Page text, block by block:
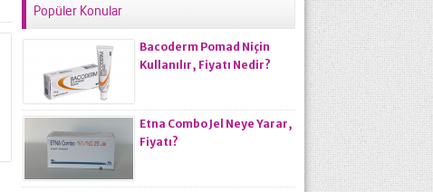
Popüler Konular
Bacoderm Pomad Niçin
Kullanılır, Fiyatı Nedir?
Etna Combo Jel Neye Yarar,
Fiyatı?